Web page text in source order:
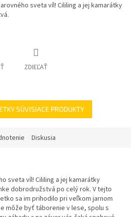
sveta víl! Cililing a jej kamarátky
ZDIEĽAŤ
SÚVISIACE PRODUKTY
Diskusia
sveta víl! Cililing a jej kamarátky
dobrodružstvá po celý rok. V tejto
sa im prihodilo pri veľkom jarnom
môže byť táborenie v lese, spolu s